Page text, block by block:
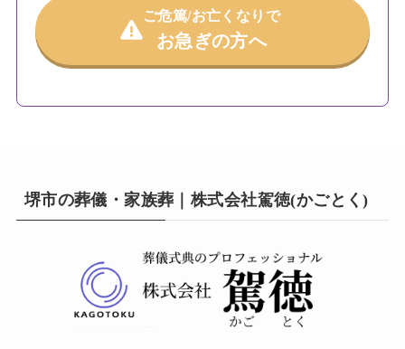
ご危篤/お亡くなりで
お急ぎの方へ
堺市の葬儀・家族葬｜株式会社駕徳(かごとく)